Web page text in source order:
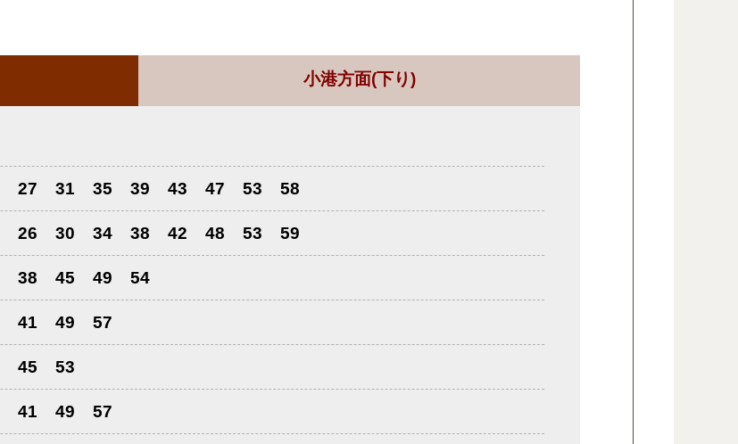
27 31 35 39 43 47 53 58
26 30 34 38 42 48 53 59
38 45 49 54
41 49 57
45 53
41 49 57
小港方面(下り)